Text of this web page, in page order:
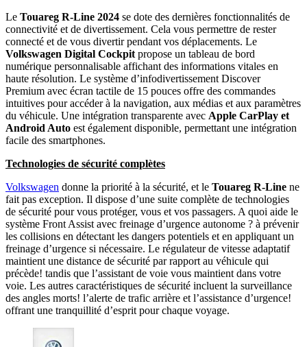
Le Touareg R-Line 2024 se dote des dernières fonctionnalités de
connectivité et de divertissement. Cela vous permettre de rester
connecté et de vous divertir pendant vos déplacements. Le
Volkswagen Digital Cockpit propose un tableau de bord
numérique personnalisable affichant des informations vitales en
haute résolution. Le système d’infodivertissement Discover
Premium avec écran tactile de 15 pouces offre des commandes
intuitives pour accéder à la navigation, aux médias et aux paramètres
du véhicule. Une intégration transparente avec Apple CarPlay et
Android Auto est également disponible, permettant une intégration
facile des smartphones.
Technologies de sécurité complètes
Volkswagen donne la priorité à la sécurité, et le Touareg R-Line ne
fait pas exception. Il dispose d’une suite complète de technologies
de sécurité pour vous protéger, vous et vos passagers. A quoi aide le
système Front Assist avec freinage d’urgence autonome ? à prévenir
les collisions en détectant les dangers potentiels et en appliquant un
freinage d’urgence si nécessaire. Le régulateur de vitesse adaptatif
maintient une distance de sécurité par rapport au véhicule qui
précède! tandis que l’assistant de voie vous maintient dans votre
voie. Les autres caractéristiques de sécurité incluent la surveillance
des angles morts! l’alerte de trafic arrière et l’assistance d’urgence!
offrant une tranquillité d’esprit pour chaque voyage.